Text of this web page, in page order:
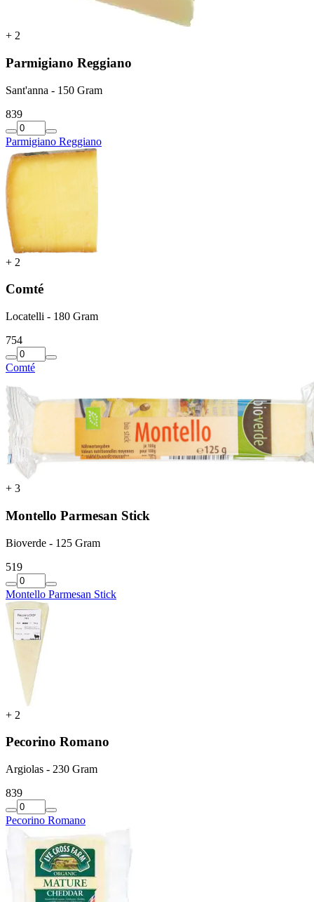
+ 2
Parmigiano Reggiano
Sant'anna - 150 Gram
839
Parmigiano Reggiano
+ 2
Comté
Locatelli - 180 Gram
754
Comté
+ 3
Montello Parmesan Stick
Bioverde - 125 Gram
519
Montello Parmesan Stick
+ 2
Pecorino Romano
Argiolas - 230 Gram
839
Pecorino Romano